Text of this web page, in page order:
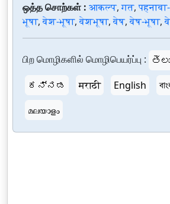
ஒத்த சொற்கள் : आकल्प,गत,
भूषा,वेश-भूषा,वेशभूषा,वेष,वेष-भूषा,
பிற மொழிகளில் மொழிபெயர்ப்பு :
ಕನ್ನಡ
मराठी English
മലയാളം